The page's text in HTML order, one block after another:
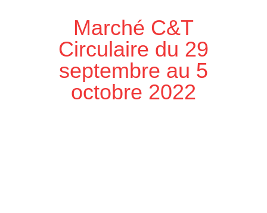
Marché C&T
Circulaire du 29
septembre au 5
octobre 2022